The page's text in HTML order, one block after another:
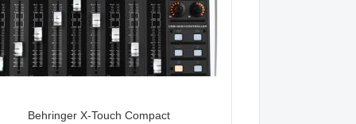
Behringer X-Touch Compact